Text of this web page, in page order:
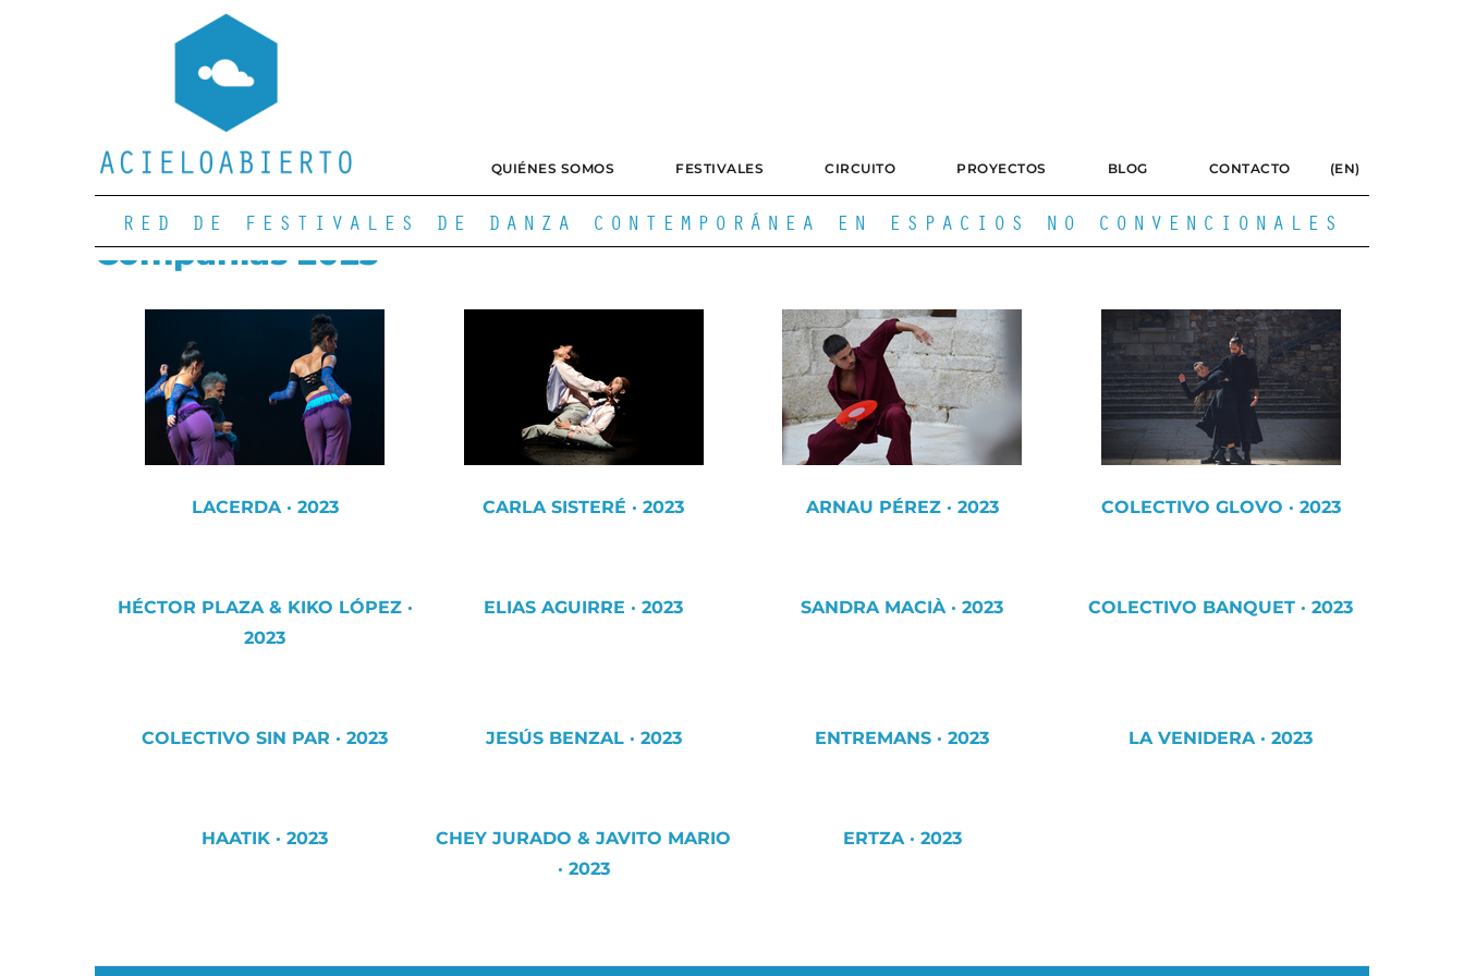
QUIÉNES SOMOS FESTIVALES CIRCUITO PROYECTOS BLOG CONTACTO (EN)
RED DE FESTIVALES DE DANZA CONTEMPORÁNEA EN ESPACIOS NO CONVENCIONALES
Compañías 2023
LACERDA · 2023 CARLA SISTERÉ · 2023 ARNAU PÉREZ · 2023 COLECTIVO GLOVO · 2023
HÉCTOR PLAZA & KIKO LÓPEZ ·
2023
ELIAS AGUIRRE · 2023 SANDRA MACIÀ · 2023 COLECTIVO BANQUET · 2023
COLECTIVO SIN PAR · 2023 JESÚS BENZAL · 2023 ENTREMANS · 2023 LA VENIDERA · 2023
HAATIK · 2023
CHEY JURADO & JAVITO MARIO
· 2023
ERTZA · 2023